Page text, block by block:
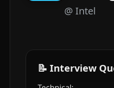
@ Intel
📝 Interview